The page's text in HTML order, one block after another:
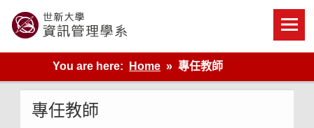
content
世新大學資管系網站
You are here:
Home 專任教師
專任教師